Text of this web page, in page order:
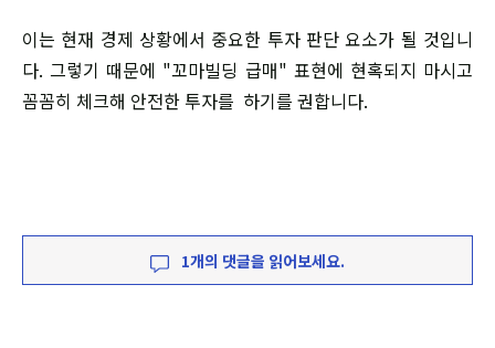
이는 현재 경제 상황에서 중요한 투자 판단 요소가 될 것입니
다. 그렇기 때문에 "꼬마빌딩 급매" 표현에 현혹되지 마시고
꼼꼼히 체크해 안전한 투자를 하기를 권합니다.
1개의 댓글을 읽어보세요.